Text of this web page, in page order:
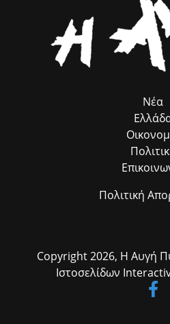
σύμβουλος προσέλκυσης πόρων,
ευρώ τον Δήμο μας. Παράλληλα,
στον αρμόδιο Αντιδήμαρχο κ. Ηλία
συντονισμό, τη Διεύθυνση Πρόνοιας
Ανδριοπούλου, καθώς και τον
Ρομά κ. Νίκο Μπατζαλή, για την
η ομαδική δουλειά φέρνει απτά Νέα
Πολιτική
Copyright 2026, Η Αυγή
Ιστοσελίδων